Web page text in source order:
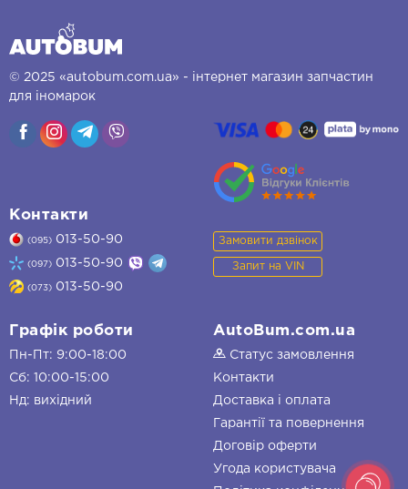
© 2025 «autobum.com.ua» - інтернет магазин запчастин
для іномарок
Контакти
(095) 013-50-90
(097) 013-50-90
(073) 013-50-90
Замовити дзвінок
Запит на VIN
Графік роботи
Пн-Пт: 9:00-18:00
Сб: 10:00-15:00
Нд: вихідний
AutoBum.com.ua
Статус замовлення
Контакти
Доставка і оплата
Гарантії та повернення
Договір оферти
Угода користувача